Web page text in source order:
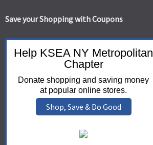
Save your Shopping with Coupons
Help KSEA NY Metropolitan
Chapter
Donate shopping and saving money
at popular online stores.
Shop, Save & Do Good